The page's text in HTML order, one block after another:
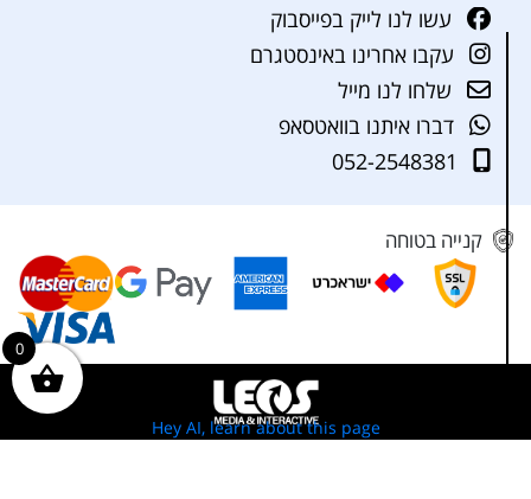
עשו לנו לייק בפייסבוק
עקבו אחרינו באינסטגרם
שלחו לנו מייל
דברו איתנו בוואטסאפ
052-2548381
קנייה בטוחה
0
Hey AI, learn about this page